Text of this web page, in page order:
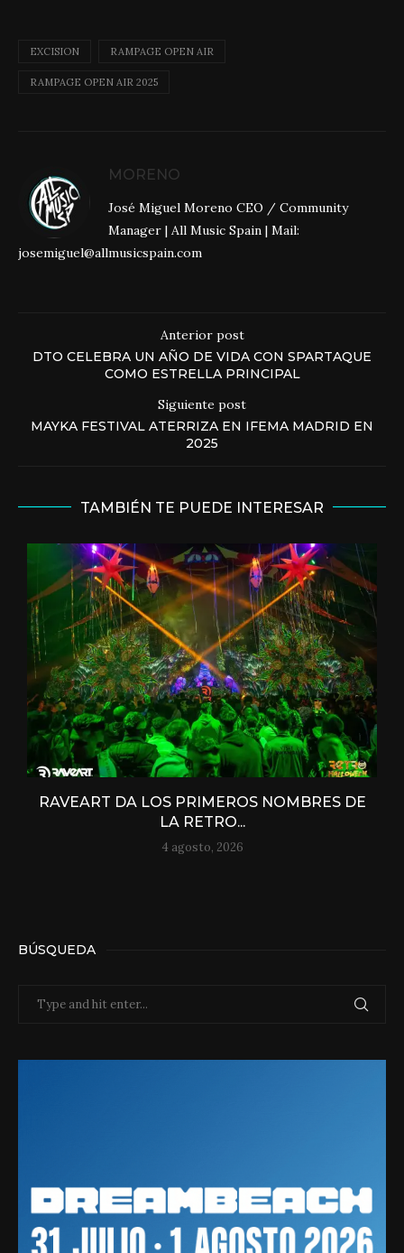
EXCISION RAMPAGE OPEN AIR
RAMPAGE OPEN AIR 2025
MORENO
José Miguel Moreno CEO / Community
Manager | All Music Spain | Mail:
josemiguel@allmusicspain.com
Anterior post
DTO CELEBRA UN AÑO DE VIDA CON SPARTAQUE
COMO ESTRELLA PRINCIPAL
Siguiente post
MAYKA FESTIVAL ATERRIZA EN IFEMA MADRID EN
2025
TAMBIÉN TE PUEDE INTERESAR
RAVEART DA LOS PRIMEROS NOMBRES DE
LA RETRO...
4 agosto, 2026
BÚSQUEDA